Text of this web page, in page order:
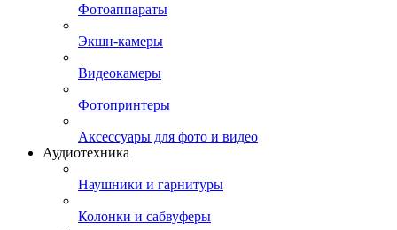
Фотоаппараты
Экшн-камеры
Видеокамеры
Фотопринтеры
Аксессуары для фото и видео
Аудиотехника
Наушники и гарнитуры
Колонки и сабвуферы